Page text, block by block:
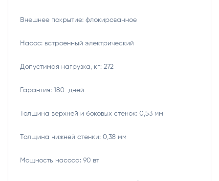
Внешнее покрытие: флокированное
Насос: встроенный электрический
Допустимая нагрузка, кг: 272
Гарантия: 180 дней
Толщина верхней и боковых стенок: 0,53 мм
Толщина нижней стенки: 0,38 мм
Мощность насоса: 90 вт